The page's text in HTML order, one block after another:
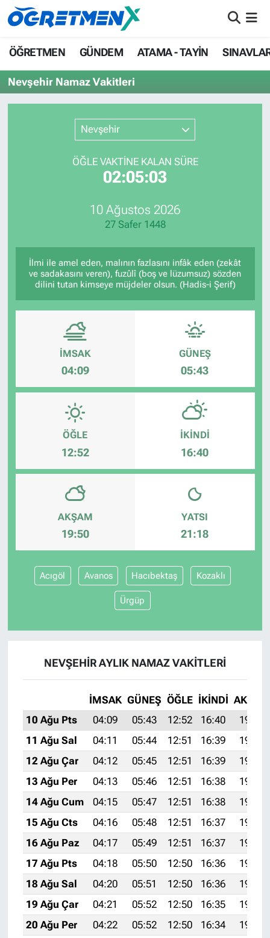
ÖĞRETMEN GÜNDEM ATAMA - TAYİN
Nevşehir Namaz Vakitleri
Nevşehir
ÖĞLE VAKTİNE KALAN SÜRE
02:05:03
10 Ağustos 2026
27 Safer 1448
İlmi ile amel eden, malının fazlasını infâk eden (zekât
ve sadakasını veren), fuzûlî (boş ve lüzumsuz) sözden
dilini tutan kimseye müjdeler olsun. (Hadis-i Şerif)
İMSAK
04:09
GÜNEŞ
05:43
ÖĞLE
12:52
İKINDI
16:40
AKŞAM
19:50
YATSI
21:18
Acıgöl Avanos Hacıbektaş Kozaklı
Ürgüp
NEVŞEHIR AYLIK NAMAZ VAKITLERI
İMSAK GÜNEŞ ÖĞLE İKINDI AKŞAM
10 Ağu Pts
04:09 05:43 12:52 16:40
19:50
11 Ağu Sal
04:11 05:44 12:51 16:39
19:49
12 Ağu Çar
04:12 05:45 12:51 16:39
19:47
13 Ağu Per
04:13 05:46 12:51 16:38
19:46
14 Ağu Cum
04:15 05:47 12:51 16:38
19:45
15 Ağu Cts
04:16 05:48 12:51 16:37
19:44
16 Ağu Paz
04:17 05:49 12:51 16:37
19:42
17 Ağu Pts
04:18 05:50 12:50 16:36
19:41
18 Ağu Sal
04:20 05:51 12:50 16:36
19:40
19 Ağu Çar
04:21 05:52 12:50 16:35
19:38
20 Ağu Per
04:22 05:52 12:50 16:34
19:37
ÖĞRETMEN
GÜNDEM
ATAMA - TAYİN
SINAVLAR
HAYATIN İÇİNDEN
İstanbul Nöbetçi Eczaneler
İstanbul Hava Durumu
İstanbul Namaz Vakitleri
İstanbul Trafik Yoğunluk Haritası
Süper Lig Puan Durumu ve Fikstür
Son Dakika Haberleri
Haber Arşivi